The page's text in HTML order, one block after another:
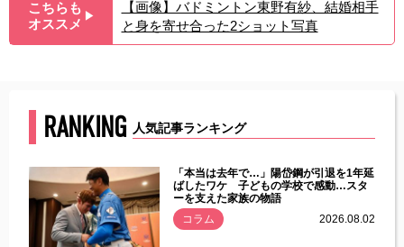
こちらも
オススメ ▶︎
【画像】バドミントン東野有紗、結婚相手
と身を寄せ合った2ショット写真
RANKING 人気記事ランキング
「本当は去年で…」陽岱鋼が引退を1年延
ばしたワケ 子どもの学校で感動…スタ
ーを支えた家族の物語
コラム
2026.08.02